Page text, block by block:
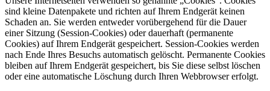
sind kleine Datenpakete und richten auf Ihrem Endgerät keinen
Schaden an. Sie werden entweder vorübergehend für die Dauer
einer Sitzung (Session-Cookies) oder dauerhaft (permanente
Cookies) auf Ihrem Endgerät gespeichert. Session-Cookies werden
nach Ende Ihres Besuchs automatisch gelöscht. Permanente Cookies
bleiben auf Ihrem Endgerät gespeichert, bis Sie diese selbst löschen
oder eine automatische Löschung durch Ihren Webbrowser erfolgt.